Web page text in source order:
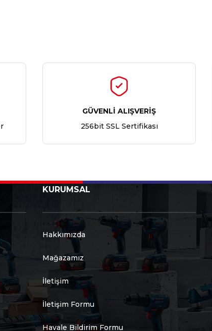
Yorum
Soru
GÜVENLİ ALIŞVERİŞ
256bit SSL Sertifikası
KURUMSAL
Hakkımızda
Mağazamız
İletişim
İletişim Formu
Havale Bildirim Formu